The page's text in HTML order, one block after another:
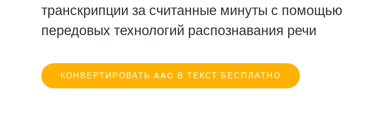
транскрипции за считанные минуты с помощью
передовых технологий распознавания речи
КОНВЕРТИРОВАТЬ AAC В ТЕКСТ БЕСПЛАТНО